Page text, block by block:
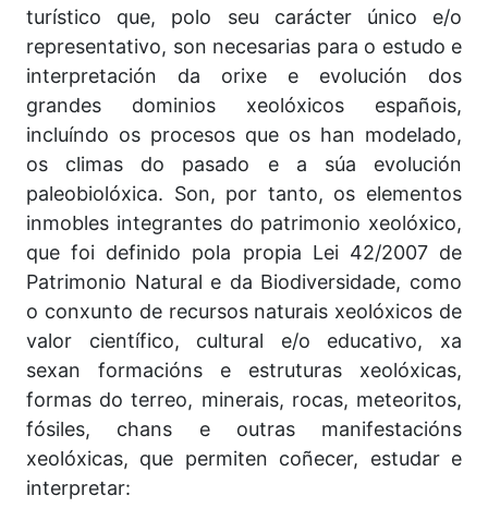
turístico que, polo seu carácter único e/o
representativo, son necesarias para o estudo e
interpretación da orixe e evolución dos
grandes dominios xeolóxicos españois,
incluíndo os procesos que os han modelado,
os climas do pasado e a súa evolución
paleobiolóxica. Son, por tanto, os elementos
inmobles integrantes do patrimonio xeolóxico,
que foi definido pola propia Lei 42/2007 de
Patrimonio Natural e da Biodiversidade, como
o conxunto de recursos naturais xeolóxicos de
valor científico, cultural e/o educativo, xa
sexan formacións e estruturas xeolóxicas,
formas do terreo, minerais, rocas, meteoritos,
fósiles, chans e outras manifestacións
xeolóxicas, que permiten coñecer, estudar e
interpretar: